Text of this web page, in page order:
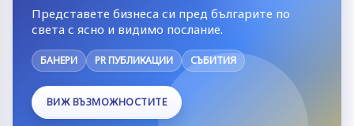
Представете бизнеса си пред българите по
света с ясно и видимо послание.
БАНЕРИ PR ПУБЛИКАЦИИ СЪБИТИЯ
ВИЖ ВЪЗМОЖНОСТИТЕ